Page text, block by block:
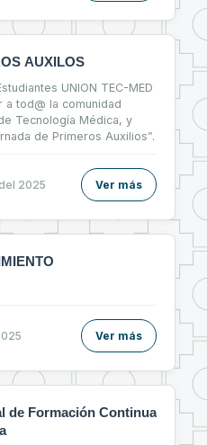
AUXILOS
UNION TEC-MED
tod@ la comunidad
Tecnología Médica, y
de Primeros Auxilios”.
2025 Ver más
Ver más
de Formación Continua